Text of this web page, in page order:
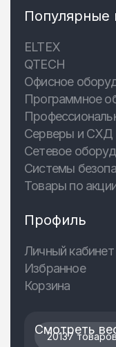
Популярные
ELTEX
QTECH
Офисное
Программное
Серверы и СХД
Сетевое
Системы
Товары по
Профиль
Личный кабинет
Избранное
Корзина
20137
Смотреть